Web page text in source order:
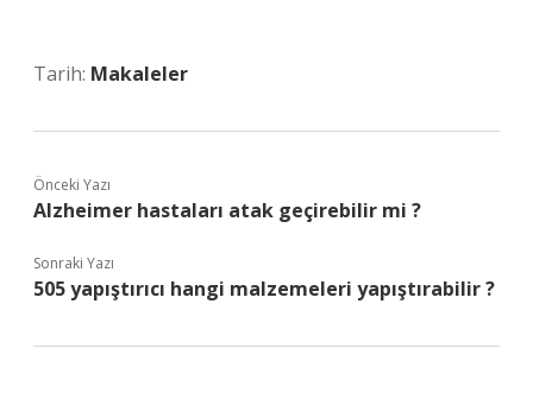
Tarih: Makaleler
Önceki Yazı
Alzheimer hastaları atak geçirebilir mi ?
Sonraki Yazı
505 yapıştırıcı hangi malzemeleri yapıştırabilir ?